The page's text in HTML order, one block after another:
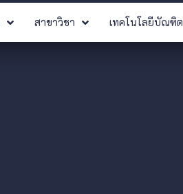
สาขาวิชา เทคโนโลยีบัณฑิต